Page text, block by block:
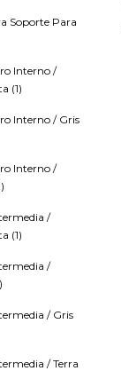
Soporte Para
Interno /
(1)
Interno / Gris
Interno /
/
(1)
/
/ Gris
/ Terra